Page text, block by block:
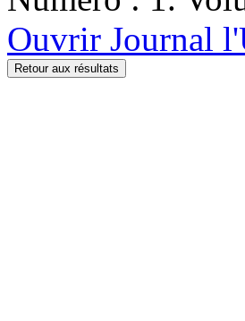
Ouvrir Journal
Retour aux résultats